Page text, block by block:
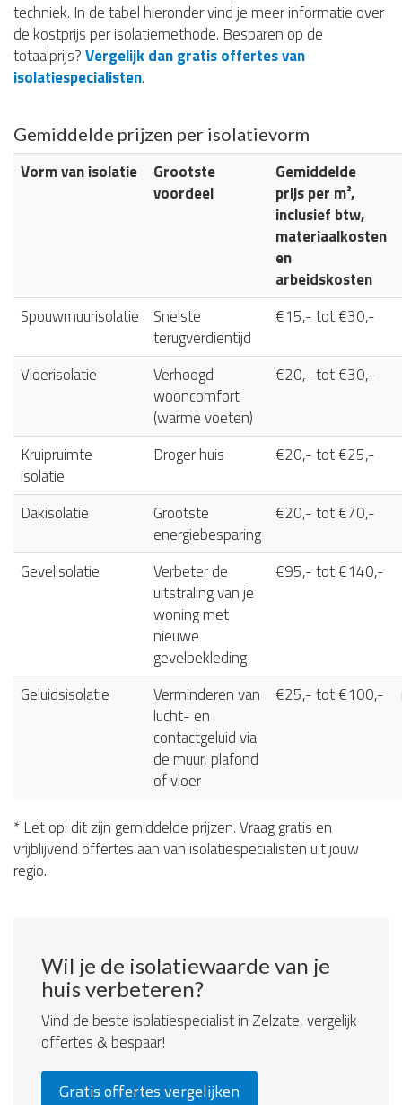
techniek. In de tabel hieronder vind je meer informatie over
de kostprijs per isolatiemethode. Besparen op de
totaalprijs?Vergelijk dan gratis offertes van
isolatiespecialisten.
Gemiddelde prijzen per isolatievorm
Vorm van isolatie
Grootste
voordeel
Gemiddelde
prijs per m²,
inclusief btw,
materiaalkosten
en
arbeidskosten
Spouwmuurisolatie
Snelste
terugverdientijd
€15,- tot €30,-
Vloerisolatie
Verhoogd
wooncomfort
(warme voeten)
€20,- tot €30,-
Kruipruimte
isolatie
Droger huis €20,- tot €25,-
Dakisolatie
Grootste
energiebesparing
€20,- tot €70,-
Gevelisolatie
Verbeter de
uitstraling van je
woning met
nieuwe
gevelbekleding
€95,- tot €140,-
Geluidsisolatie
Verminderen van
lucht- en
contactgeluid via
de muur, plafond
of vloer
€25,- tot €100,-
* Let op: dit zijn gemiddelde prijzen. Vraag gratis en
vrijblijvend offertes aan van isolatiespecialisten uit jouw
regio.
Wil je de isolatiewaarde van je
huis verbeteren?
Vind de beste isolatiespecialist in Zelzate, vergelijk
offertes & bespaar!
Gratis offertes vergelijken